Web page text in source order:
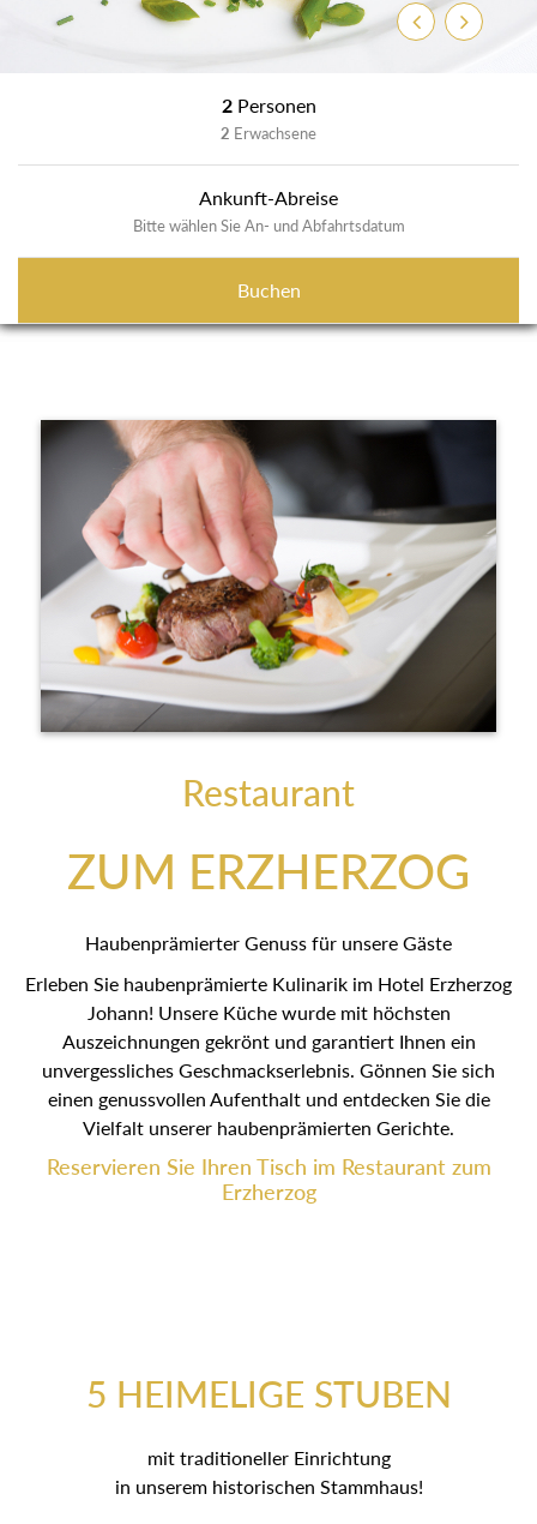
ZurückWeiter
2 Personen
2 Erwachsene
Ankunft-Abreise
Bitte wählen Sie An- und Abfahrtsdatum
Buchen
Restaurant
ZUM ERZHERZOG
Haubenprämierter Genuss für unsere Gäste
Erleben Sie haubenprämierte Kulinarik im Hotel Erzherzog
Johann! Unsere Küche wurde mit höchsten
Auszeichnungen gekrönt und garantiert Ihnen ein
unvergessliches Geschmackserlebnis. Gönnen Sie sich
einen genussvollen Aufenthalt und entdecken Sie die
Vielfalt unserer haubenprämierten Gerichte.
Reservieren Sie Ihren Tisch im Restaurant zum
Erzherzog
5 HEIMELIGE STUBEN
mit traditioneller Einrichtung
in unserem historischen Stammhaus!